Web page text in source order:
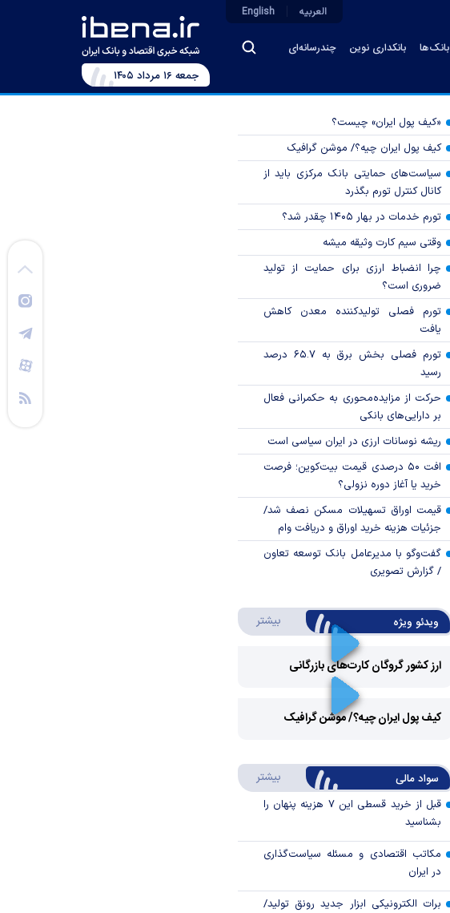
بانک‌ها بانکداری نوین چندرسانه‌ای
العربیه English
جمعه ۱۶ مرداد ۱۴۰۵
«کیف پول ایران» چیست؟
کیف پول ایران چیه؟/ موشن گرافیک
سیاست‌های حمایتی بانک مرکزی باید از
کانال کنترل تورم بگذرد
تورم خدمات در بهار ۱۴۰۵ چقدر شد؟
وقتی سیم کارت وثیقه میشه
چرا انضباط ارزی برای حمایت از تولید
ضروری است؟
تورم فصلی تولیدکننده معدن کاهش
یافت
تورم فصلی بخش برق به ۶۵.۷ درصد
رسید
حرکت از مزایده‌محوری به حکمرانی فعال
بر دارایی‌های بانکی
ریشه نوسانات ارزی در ایران سیاسی است
افت ۵۰ درصدی قیمت بیت‌کوین؛ فرصت
خرید یا آغاز دوره نزولی؟
قیمت اوراق تسهیلات مسکن نصف شد/
جزئیات هزینه خرید اوراق و دریافت وام
گفت‌وگو با مدیرعامل بانک توسعه تعاون
/ گزارش تصویری
ویدئو ویژه بیشتر درباره ویدئو ویژه
ارز کشور گروگان کارت‌های بازرگانی
Video
کیف پول ایران چیه؟/ موشن گرافیک
سواد مالی بیشتر درباره سواد مالی
قبل از خرید قسطی این ۷ هزینه پنهان را
بشناسید
مکاتب اقتصادی و مسئله سیاست‌گذاری
در ایران
برات الکترونیکی ابزار جدید رونق تولید/